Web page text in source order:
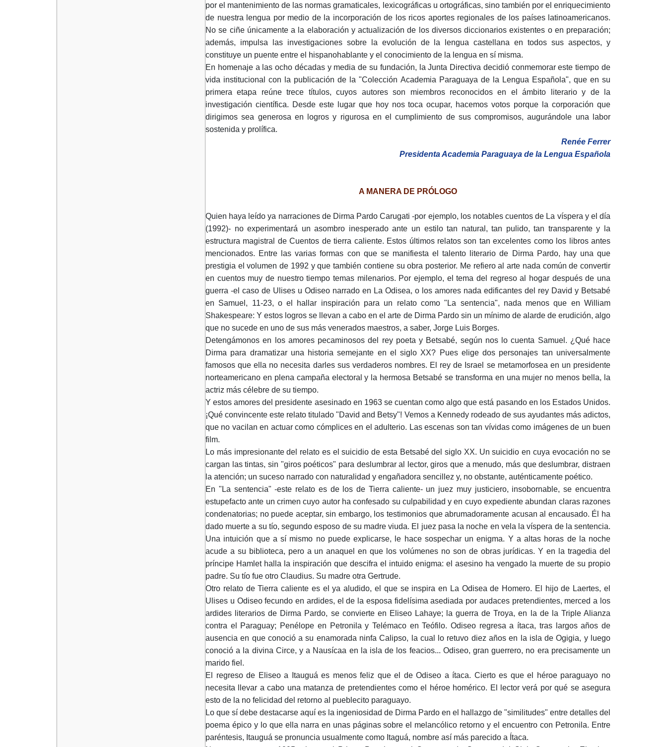
por el mantenimiento de las normas gra­maticales, lexicográficas u ortográficas, sino también por el enriquecimiento
de nuestra lengua por medio de la incorporación de los ricos aportes regionales de los países latinoamericanos.
No se ciñe únicamente a la elaboración y actualización de los diversos diccio­narios existentes o en preparación;
además, impulsa las investigaciones sobre la evolución de la lengua cas­tellana en todos sus aspectos, y
constituye un puente entre el hispanohablante y el conocimiento de la len­gua en sí misma.
En homenaje a las ocho décadas y media de su fun­dación, la Junta Directiva decidió conmemorar este tiempo de
vida institucional con la publicación de la "Colección Academia Paraguaya de la Lengua Española", que en su
primera etapa reúne trece títulos, cu­yos autores son miembros reconocidos en el ámbito literario y de la
investigación científica. Desde este lugar que hoy nos toca ocupar, hacemos votos porque la corporación que
dirigimos sea generosa en logros y rigurosa en el cumplimiento de sus compromisos, au­gurándole una labor
sostenida y prolífica.
Renée Ferrer
Presidenta Academia Paraguaya de la Lengua Española
A MANERA DE PRÓLOGO
Quien haya leído ya narraciones de Dirma Pardo Carugati -por ejemplo, los notables cuentos de La vís­pera y el día
(1992)- no experimentará un asombro inesperado ante un estilo tan natural, tan pulido, tan transparente y la
estructura magistral de Cuentos de tierra caliente. Estos últimos relatos son tan excelen­tes como los libros antes
mencionados. Entre las va­rias formas con que se manifiesta el talento literario de Dirma Pardo, hay una que
prestigia el volumen de 1992 y que también contiene su obra posterior. Me refiero al arte nada común de convertir
en cuentos muy de nuestro tiempo temas milenarios. Por ejemplo, el tema del regreso al hogar después de una
guerra -el caso de Ulises u Odiseo narrado en La Odisea, o los amores nada edificantes del rey David y Betsabé
en Samuel, 11-23, o el hallar inspiración para un relato como "La sentencia", nada menos que en William
Shakespeare: Y estos logros se llevan a cabo en el arte de Dirma Pardo sin un mínimo de alarde de erudición, algo
que no sucede en uno de sus más venerados maes­tros, a saber, Jorge Luis Borges.
Detengámonos en los amores pecaminosos del rey poeta y Betsabé, según nos lo cuenta Samuel. ¿Qué hace
Dirma para dramatizar una historia semejante en el siglo XX? Pues elige dos personajes tan universal­mente
famosos que ella no necesita darles sus verda­deros nombres. El rey de Israel se metamorfosea en un presidente
norteamericano en plena campaña elec­toral y la hermosa Betsabé se transforma en una mujer no menos bella, la
actriz más célebre de su tiempo.
Y estos amores del presidente asesinado en 1963 se cuentan como algo que está pasando en los Estados Unidos.
¡Qué convincente este relato titulado "David and Betsy"! Vemos a Kennedy rodeado de sus ayu­dantes más adictos,
que no vacilan en actuar como cómplices en el adulterio. Las escenas son tan vívidas como imágenes de un buen
film.
Lo más impresionante del relato es el suicidio de esta Betsabé del siglo XX. Un suicidio en cuya evoca­ción no se
cargan las tintas, sin "giros poéticos" para deslumbrar al lector, giros que a menudo, más que deslumbrar, distraen
la atención; un suceso narrado con naturalidad y engañadora sencillez y, no obstante, au­ténticamente poético.
En "La sentencia" -este relato es de los de Tierra caliente- un juez muy justiciero, insobornable, se en­cuentra
estupefacto ante un crimen cuyo autor ha con­fesado su culpabilidad y en cuyo expediente abundan claras razones
condenatorias; no puede aceptar, sin embargo, los testimonios que abrumadoramente acu­san al encausado. Él ha
dado muerte a su tío, segundo esposo de su madre viuda. El juez pasa la noche en vela la víspera de la sentencia.
Una intuición que a sí mismo no puede explicarse, le hace sospechar un enig­ma. Y a altas horas de la noche
acude a su biblioteca, pero a un anaquel en que los volúmenes no son de obras jurídicas. Y en la tragedia del
príncipe Hamlet halla la inspiración que descifra el intuido enigma: el asesino ha vengado la muerte de su propio
padre. Su tío fue otro Claudius. Su madre otra Gertrude.
Otro relato de Tierra caliente es el ya aludido, el que se inspira en La Odisea de Homero. El hijo de Laertes, el
Ulises u Odiseo fecundo en ardides, el de la esposa fidelísima asediada por audaces pretendien­tes, merced a los
ardides literarios de Dirma Pardo, se convierte en Eliseo Lahaye; la guerra de Troya, en la de la Triple Alianza
contra el Paraguay; Penélope en Petronila y Telémaco en Teófilo. Odiseo regresa a íta­ca, tras largos años de
ausencia en que conoció a su enamorada ninfa Calipso, la cual lo retuvo diez años en la isla de Ogigia, y luego
conoció a la divina Circe, y a Nausícaa en la isla de los feacios... Odiseo, gran guerrero, no era precisamente un
marido fiel.
El regreso de Eliseo a Itauguá es menos feliz que el de Odiseo a ítaca. Cierto es que el héroe paraguayo no
necesita llevar a cabo una matanza de pretendientes como el héroe homérico. El lector verá por qué se ase­gura
esto de la no felicidad del retorno al pueblecito paraguayo.
Lo que sí debe destacarse aquí es la ingeniosidad de Dirma Pardo en el hallazgo de "similitudes" entre detalles del
poema épico y lo que ella narra en unas páginas sobre el melancólico retorno y el encuentro con Petronila. Entre
paréntesis, Itauguá se pronuncia usualmente como Itaguá, nombre así más parecido a Ítaca.